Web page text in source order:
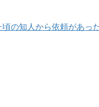
の知人から依頼があっ